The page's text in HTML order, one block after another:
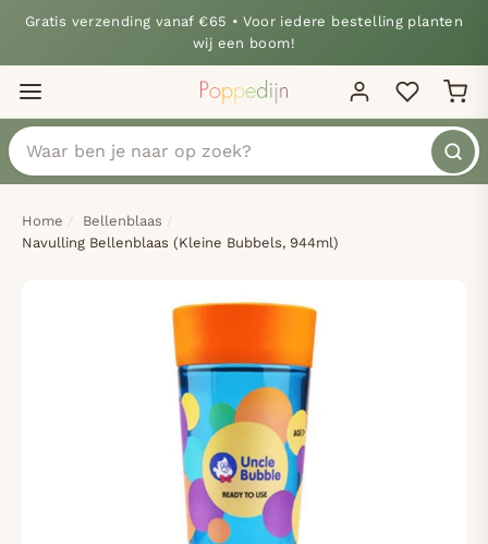
Gratis verzending vanaf €65 • Voor iedere bestelling planten
wij een boom!
Home
Bellenblaas
Navulling Bellenblaas (Kleine Bubbels, 944ml)